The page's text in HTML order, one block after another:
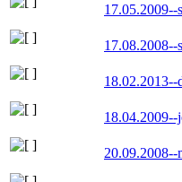
17.05.2009--
17.08.2008--
18.02.2013--
18.04.2009--
20.09.2008--